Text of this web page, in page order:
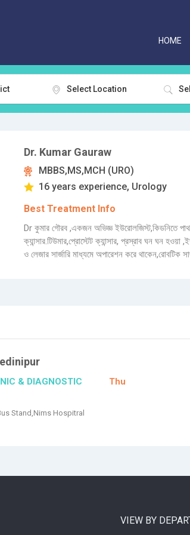
HOME
Select Location
Dr. Kumar Gauraw
MBBS,MS,MCH (URO)
16 years experience, Urology
Best Treatment Info
Dr কুমার গৌরব ,একজন অভিজ্ঞ ইউরোলজিস্ট,কিডনিতে
ক্যান্সার.টিউমার,প্রোস্টেট ক্যান্সার, প্রস্রাব ঘন ঘন হওয়া
ও লেজার সার্জারি মাধ্যমে অপারেশন করে থাকেন,রোবটিক
& DIAGNOSTIC
Stand,Nims Hospitral
Thu
VIEW BY